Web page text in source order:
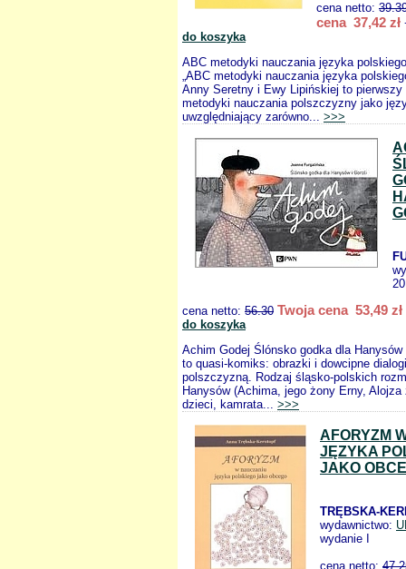
cena netto:
cena 37,42 zł
do koszyka
ABC metodyki nauczania języka
„ABC metodyki nauczania języka
Anny Seretny i Ewy Lipińskiej to pierwszy
metodyki nauczania polszczyzny jako
uwzględniający zarówno... >>>
cena netto: 56.30 Twoja cena 53,49 zł
do koszyka
Achim Godej Ślónsko godka dla
to quasi-komiks: obrazki i dowcipne
polszczyzną. Rodzaj śląsko-polskich
Hanysów (Achima, jego żony Erny, Alojza
dzieci, kamrata... >>>
AFORYZM
JĘZYKA
JAKO
TRĘBSKA-
wydawnictwo:
wydanie I
cena netto: